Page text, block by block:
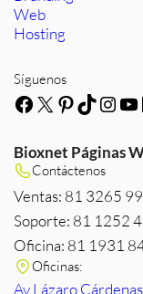
Web
Hosting
Síguenos
Facebook
X Pinterest
TikTok
Bioxnet Páginas
Contáctenos
Ventas: 81 3265
Soporte: 81 1252
Oficina: 81 1931
Oficinas:
Av Lázaro